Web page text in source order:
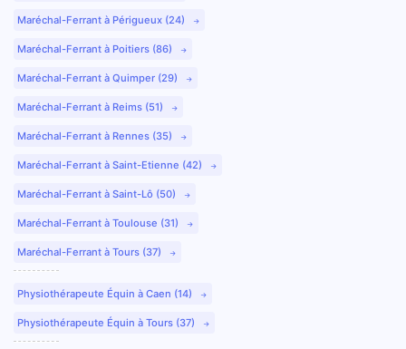
Maréchal-Ferrant à Périgueux (24)
Maréchal-Ferrant à Poitiers (86)
Maréchal-Ferrant à Quimper (29)
Maréchal-Ferrant à Reims (51)
Maréchal-Ferrant à Rennes (35)
Maréchal-Ferrant à Saint-Etienne (42)
Maréchal-Ferrant à Saint-Lô (50)
Maréchal-Ferrant à Toulouse (31)
Maréchal-Ferrant à Tours (37)
Physiothérapeute Équin à Caen (14)
Physiothérapeute Équin à Tours (37)